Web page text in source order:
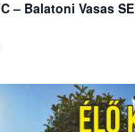
– Balatoni Vasas SE